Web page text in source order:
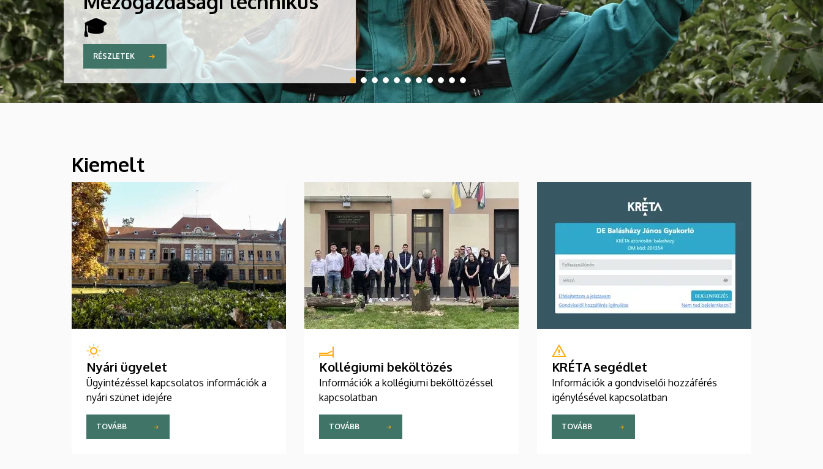
🎓
RÉSZLETEK
Kiemelt
Nyári ügyelet
Ügyintézéssel kapcsolatos információk a
nyári szünet idejére
TOVÁBB
Kollégiumi beköltözés
Információk a kollégiumi beköltözéssel
kapcsolatban
TOVÁBB
KRÉTA segédlet
Információk a gondviselői hozzáférés
igénylésével kapcsolatban
TOVÁBB